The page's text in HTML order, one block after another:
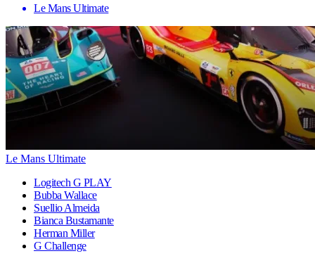
Le Mans Ultimate
Le Mans Ultimate
Logitech G PLAY
Bubba Wallace
Suellio Almeida
Bianca Bustamante
Herman Miller
G Challenge